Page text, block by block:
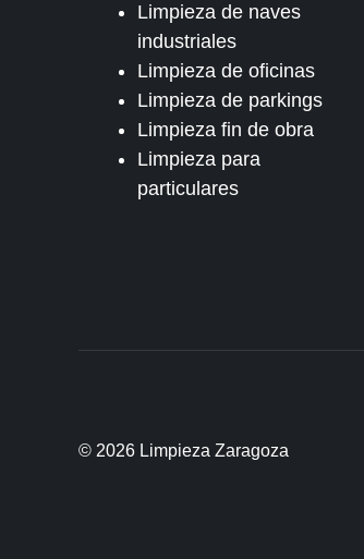
Limpieza de naves
industriales
Limpieza de oficinas
Limpieza de parkings
Limpieza fin de obra
Limpieza para
particulares
© 2026 Limpieza Zaragoza